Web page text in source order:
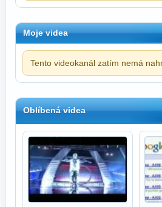
Moje videa
Tento videokanál zatím nemá
Oblíbená videa